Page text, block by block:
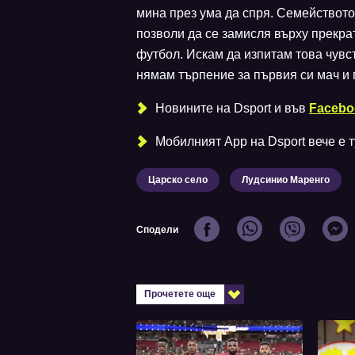
мина през ума да спря.
позволи да се замисля върху
футбол. Искам да изпитам това
нямам търпение за първия си мач и
Новините на Dsport и във
Мобилният Аpp на Dsport вече е
Царско село Лудсинио Маренго
Сподели
Прочетете още